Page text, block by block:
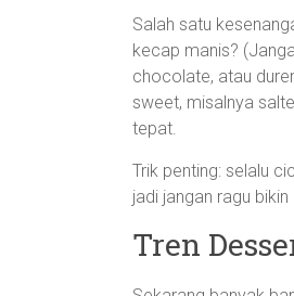
Salah satu
kecap manis?
chocolate, atau
sweet, misalnya
tepat.
Trik penting: selalu
jadi jangan ragu
Tren